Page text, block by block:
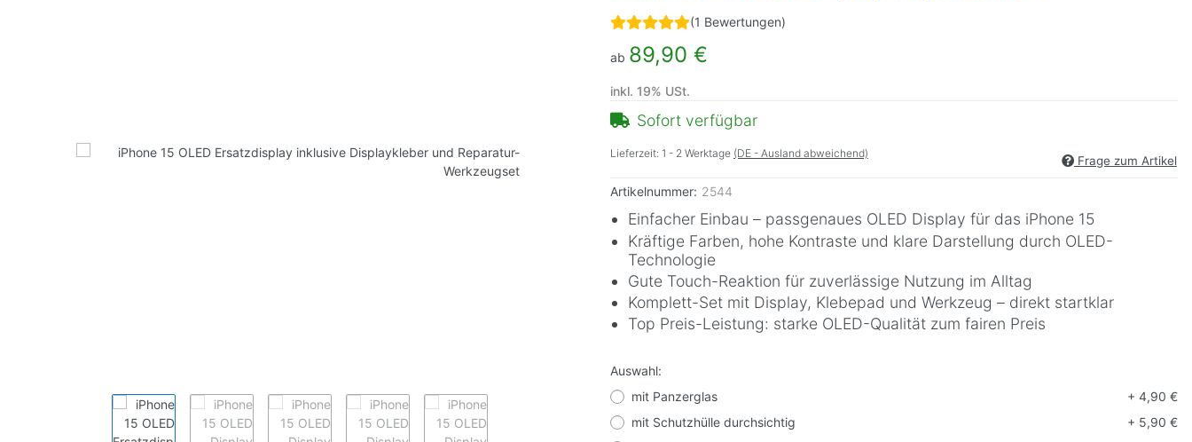
(1 Bewertungen)
ab 89,90 €
inkl. 19% USt.
Sofort verfügbar
Lieferzeit: 1 - 2 Werktage (DE - Ausland abweichend)
Frage zum Artikel
Artikelnummer: 2544
Einfacher Einbau – passgenaues OLED Display für das iPhone 15
Kräftige Farben, hohe Kontraste und klare Darstellung durch OLED-
Technologie
Gute Touch-Reaktion für zuverlässige Nutzung im Alltag
Komplett-Set mit Display, Klebepad und Werkzeug – direkt startklar
Top Preis-Leistung: starke OLED-Qualität zum fairen Preis
Auswahl:
mit Panzerglas
+ 4,90 €
mit Schutzhülle durchsichtig
+ 5,90 €